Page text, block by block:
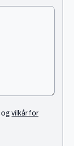
ogvilkår for